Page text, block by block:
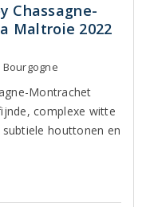
Chassagne-
Maltroie 2022
Montrachet
complexe witte
houttonen en